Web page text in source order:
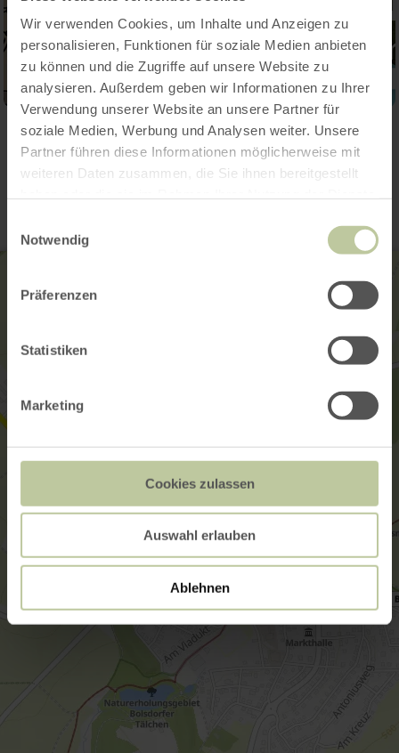
Wir verwenden Cookies, um Inhalte und Anzeigen zu
personalisieren, Funktionen für soziale Medien anbieten
zu können und die Zugriffe auf unsere Website zu
analysieren. Außerdem geben wir Informationen zu Ihrer
Verwendung unserer Website an unsere Partner für
soziale Medien, Werbung und Analysen weiter. Unsere
Partner führen diese Informationen möglicherweise mit
weiteren Daten zusammen, die Sie ihnen bereitgestellt
Notwendig
Präferenzen
Statistiken
Marketing
Cookies zulassen
Auswahl erlauben
Ablehnen
Contact